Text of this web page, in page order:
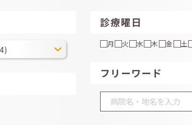
診療曜日
月 火 水 木 金 土
フリーワード